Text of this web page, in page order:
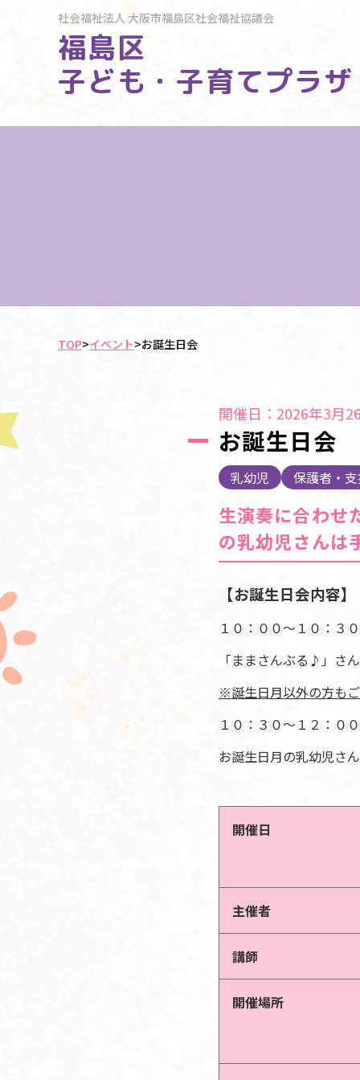
社会福祉法人大阪市福島区社会福祉協議会
福島区
子ども・子育てプラザ
TOP>イベント>お誕生日会
開催日：2026年3月
お誕生日会
乳幼児 保護者・
生演奏に合わせ
の乳幼児さんは
【お誕生日会内容】
１０：００～１０：３０
「ままさんぶる♪」さ
※誕生日月以外の方も
１０：３０～１２：００
お誕生日月の乳幼児さ
開催日
主催者
講師
開催場所